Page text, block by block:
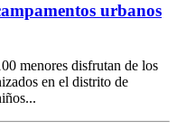
urbanos
menores disfrutan de los
en el distrito de